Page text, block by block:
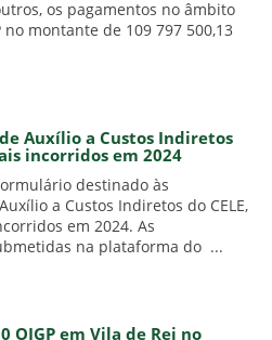
os pagamentos no âmbito
montante de 109 797 500,13
Auxílio a Custos Indiretos
incorridos em 2024
destinado às
a Custos Indiretos do CELE,
em 2024. As
na plataforma do ...
OIGP em Vila de Rei no